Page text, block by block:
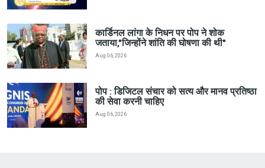
कार्डिनल लांगा के निधन पर पोप ने शोक
जताया,"जिन्होंने शांति की घोषणा की थी"
Aug 06, 2026
पोप : डिजिटल संचार को सत्य और मानव प्रतिष्ठा
की सेवा करनी चाहिए
Aug 06, 2026